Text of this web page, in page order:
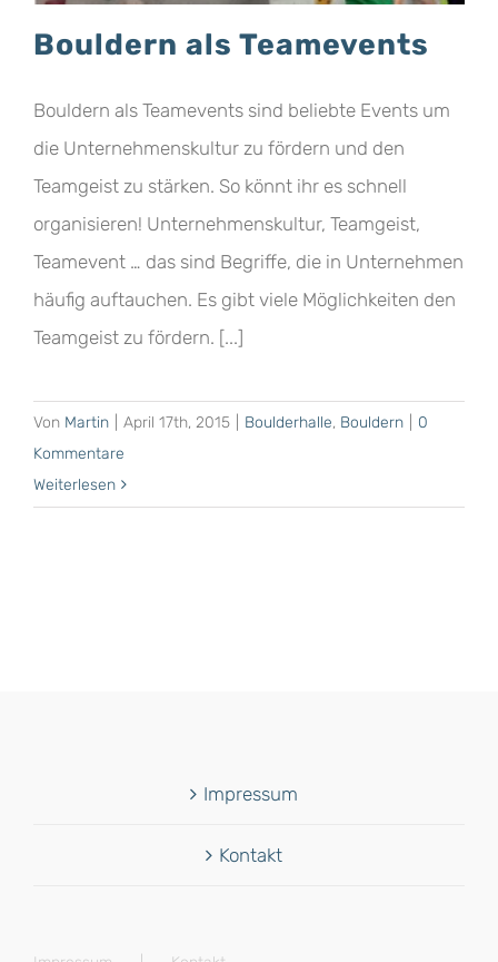
Bouldern als Teamevents
Bouldern als Teamevents sind beliebte Events um
die Unternehmenskultur zu fördern und den
Teamgeist zu stärken. So könnt ihr es schnell
organisieren! Unternehmenskultur, Teamgeist,
Teamevent … das sind Begriffe, die in Unternehmen
häufig auftauchen. Es gibt viele Möglichkeiten den
Teamgeist zu fördern. [...]
Von Martin April 17th, 2015 Boulderhalle, Bouldern
0
Kommentare
Weiterlesen
Impressum
Kontakt